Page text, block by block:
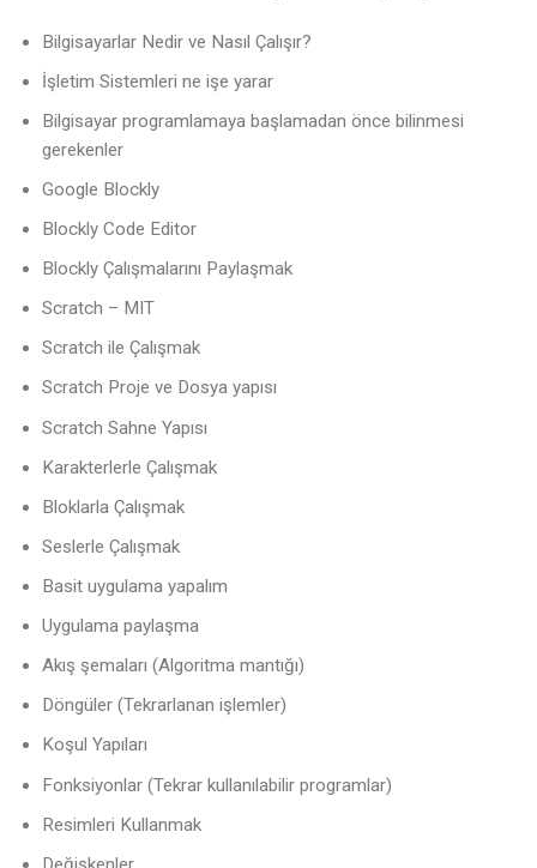
Bilgisayarlar Nedir ve Nasıl Çalışır?
İşletim Sistemleri ne işe yarar
Bilgisayar programlamaya başlamadan önce bilinmesi
gerekenler
Google Blockly
Blockly Code Editor
Blockly Çalışmalarını Paylaşmak
Scratch – MIT
Scratch ile Çalışmak
Scratch Proje ve Dosya yapısı
Scratch Sahne Yapısı
Karakterlerle Çalışmak
Bloklarla Çalışmak
Seslerle Çalışmak
Basit uygulama yapalım
Uygulama paylaşma
Akış şemaları (Algoritma mantığı)
Döngüler (Tekrarlanan işlemler)
Koşul Yapıları
Fonksiyonlar (Tekrar kullanılabilir programlar)
Resimleri Kullanmak